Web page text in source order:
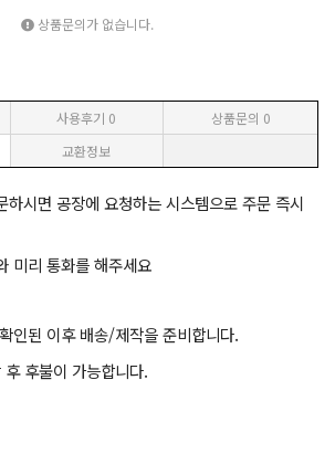
상품문의가 없습니다.
사용후기 0 상품문의 0
교환정보
하시면 공장에 요청하는 시스템으로주문 즉시
미리 통화를 해주세요
인된 이후 배송/제작을 준비합니다.
후불이 가능합니다.